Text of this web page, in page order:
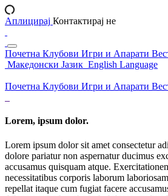
Аплицирај Контактирај не
Почетна Клубови Игри и Апарати
Македонски Јазик English Language
Почетна Клубови Игри и Апарати
Lorem, ipsum dolor.
Lorem ipsum dolor sit amet consectetur
dolore pariatur non aspernatur ducimus
accusamus quisquam atque.
necessitatibus corporis laborum
repellat itaque cum fugiat facere